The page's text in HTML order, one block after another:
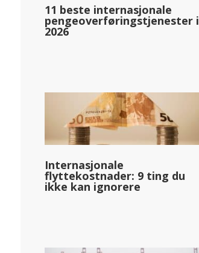
11 beste internasjonale
pengeoverføringstjenester i
2026
Internasjonale
flyttekostnader: 9 ting du
ikke kan ignorere